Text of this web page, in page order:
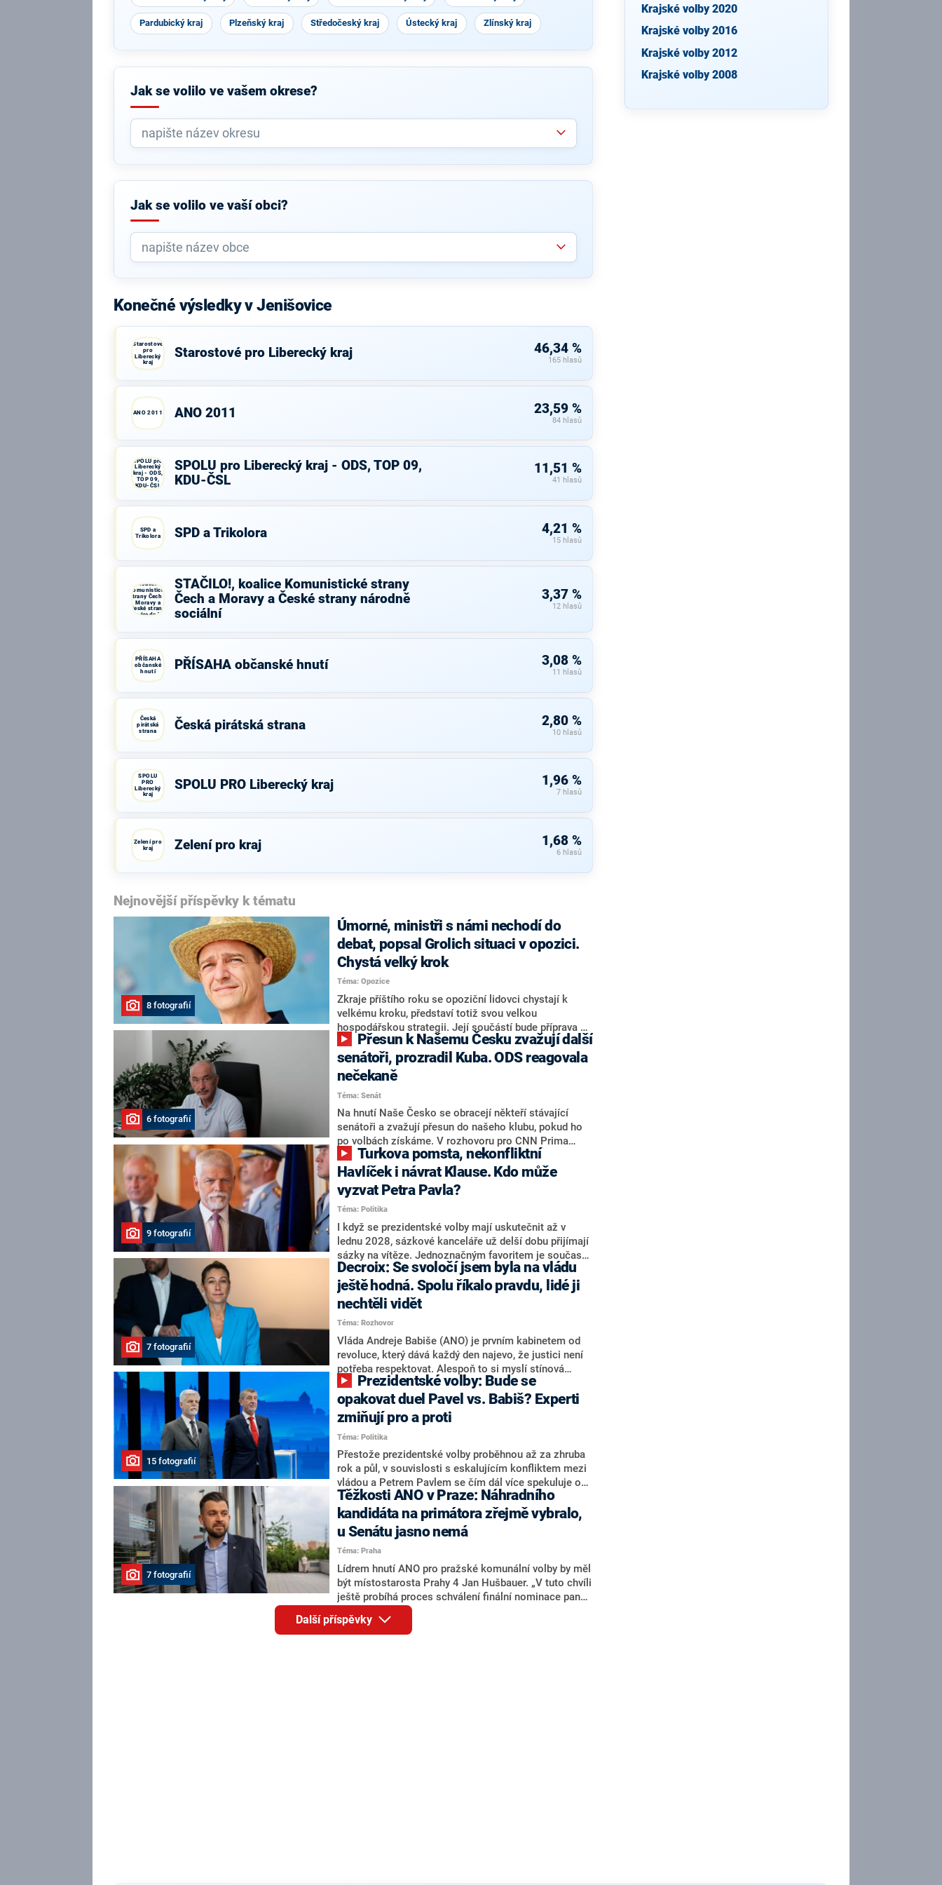
Pardubický kraj Plzeňský kraj Středočeský kraj Ústecký kraj Zlínský kraj
Jak se volilo ve vašem okrese?
Jak se volilo ve vaší obci?
Konečné výsledky v Jenišovice
Starostové
pro
Liberecký
kraj
Starostové pro Liberecký kraj 46,34 %
165 hlasů
ANO 2011 ANO 2011 23,59 %
84 hlasů
SPOLU pro
Liberecký
kraj - ODS,
TOP 09,
KDU-ČSL
SPOLU pro Liberecký kraj - ODS, TOP 09,
KDU-ČSL
11,51 %
41 hlasů
SPD a
Trikolora
SPD a Trikolora 4,21 %
15 hlasů
koalice
Komunistické
strany Čech a
Moravy a
České strany
národně
STAČILO!, koalice Komunistické strany
Čech a Moravy a České strany národně
sociální
3,37 %
12 hlasů
PŘÍSAHA
občanské
hnutí
PŘÍSAHA občanské hnutí 3,08 %
11 hlasů
Česká
pirátská
strana
Česká pirátská strana 2,80 %
10 hlasů
SPOLU
PRO
Liberecký
kraj
SPOLU PRO Liberecký kraj 1,96 %
7 hlasů
Zelení pro
kraj
Zelení pro kraj 1,68 %
6 hlasů
Nejnovější příspěvky k tématu
8 fotografií
Úmorné, ministři s námi nechodí do
debat, popsal Grolich situaci v opozici.
Chystá velký krok
Téma: Opozice
Zkraje příštího roku se opoziční lidovci chystají k
velkému kroku, představí totiž svou velkou
hospodářskou strategii. Její součástí bude příprava na
stárnutí populace, řekl ve středu na setkání s novináři
nový předseda lidovců Jan Grolich. Ten zároveň v
senátních volbách kandiduje ve Vyškově. Popsal i
aktivitu opozice, o níž vládní strany nebo političtí
komentátoři mluví jako o slabé a v defenzivě. „Je to
úmorná práce upozorňovat na chyby vlády. Ministři s
námi navíc nechodí do debat. Chceme ale ukazovat
svoje témata,“ odpověděl Grolich na dotaz CNN Prima
NEWS.
6 fotografií
senátoři, prozradil Kuba. ODS reagovala
nečekaně
Téma: Senát
Na hnutí Naše Česko se obracejí někteří stávající
senátoři a zvažují přesun do našeho klubu, pokud ho
po volbách získáme. V rozhovoru pro CNN Prima
NEWS to řekl zakladatel hnutí a jihočeský hejtman
Martin Kuba. Konkrétní nebyl, ale získat by takto mohl
například senátora Zdeňka Hrabu, který je dnes
součástí klubu ODS a TOP 09. Hraba to na dotaz
redakce nevyloučil. Předseda klubu senátorů ODS
Zdeněk Nytra redakci řekl, že počítá s odchodem
některých senátorů z klubu a že Naše Česko není
nepřítel, ale soupeř.
9 fotografií
Havlíček i návrat Klause. Kdo může
vyzvat Petra Pavla?
Téma: Politika
I když se prezidentské volby mají uskutečnit až v
lednu 2028, sázkové kanceláře už delší dobu přijímají
sázky na vítěze. Jednoznačným favoritem je současná
hlava státu Petr Pavel. Daleko za ním pak bookmakeři
zmiňují dva výrazné politiky ANO, tedy premiéra
Andreje Babiše a ministra průmyslu Karla Havlíčka.
Oblíbeným tipem samotných sázkařů je poslanec za
Motoristy Filip Turek. Politolog Jan Kubáček nicméně
o případné kandidatuře kohokoliv ze zmíněné trojice
značně pochybuje. Podle něj současná koalice dosud
nemá osobu, která by Pavlovi mohla konkurovat.
7 fotografií
Decroix: Se svoločí jsem byla na vládu
ještě hodná. Spolu říkalo pravdu, lidé ji
nechtěli vidět
Téma: Rozhovor
Vláda Andreje Babiše (ANO) je prvním kabinetem od
revoluce, který dává každý den najevo, že justici není
potřeba respektovat. Alespoň to si myslí stínová
ministryně spravedlnosti ODS Eva Decroix. V
rozhovoru pro CNN Prima NEWS si nebrala servítky
ohledně politického výkonu svého nástupce Jeronýma
Tejce (za ANO) či vládní zmocněnkyně pro lidská
práva Taťány Malé (ANO). Označením „svoloč“ na
adresu vlády prý byla ještě hodná. Decroix se také
vrátila k volební porážce koalice Spolu či promluvila o
hnutí Naše Česko Martina Kuby.
15 fotografií
opakovat duel Pavel vs. Babiš? Experti
zmiňují pro a proti
Téma: Politika
Přestože prezidentské volby proběhnou až za zhruba
rok a půl, v souvislosti s eskalujícím konfliktem mezi
vládou a Petrem Pavlem se čím dál více spekuluje o
tom, koho by do bitvy o Hrad mohla vyslat současná
koalice. Někteří političtí komentátoři znovu vytahují
jméno premiéra Andreje Babiše (ANO). Jak moc je
pravděpodobné, že se v prezidentských volbách 2028
bude znovu opakovat souboj z roku 2023?
7 fotografií
Těžkosti ANO v Praze: Náhradního
kandidáta na primátora zřejmě vybralo,
u Senátu jasno nemá
Téma: Praha
Lídrem hnutí ANO pro pražské komunální volby by měl
být místostarosta Prahy 4 Jan Hušbauer. „V tuto chvíli
ještě probíhá proces schválení finální nominace pana
Jana Hušbauera Výborem hnutí ANO,“ uvedl pro
redakci místopředseda pražského ANO Martin
Benkovič. O Hušbauerovi se spekulovalo jako o
Další příspěvky
Krajské volby 2020
Krajské volby 2016
Krajské volby 2012
Krajské volby 2008